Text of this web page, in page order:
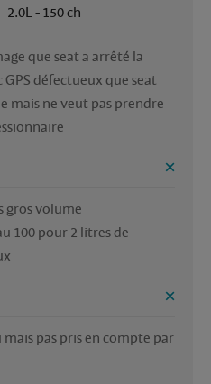
2.0L - 150 ch
que seat a arrêté la
défectueux que seat
mais ne veut pas prendre
gros volume
100 pour 2 litres de
pas pris en compte par